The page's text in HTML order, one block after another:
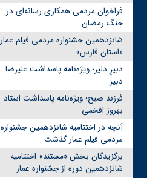
فراخوان مردمی همکاری رسانه‌ای در
جنگ رمضان
شانزدهمین جشنواره مردمی فیلم عمار
«استان فارس»
دبیرِ دلیر؛ ویژه‌نامه پاسداشت علیرضا
دبیر
فرزند صبح؛ ویژه‌نامه پاسداشت استاد
بهروز افخمی
آنچه در اختتامیه شانزدهمین جشنواره
مردمی فیلم عمار گذشت
برگزیدگان بخش «مستند» اختتامیه
شانزدهمین دوره از جشنواره عمار